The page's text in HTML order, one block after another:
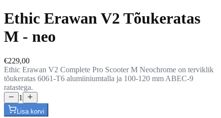
Ethic Erawan V2 Tõukeratas
M - neo
€229,00
Ethic Erawan V2 Complete Pro Scooter M Neochrome on terviklik
tõukeratas 6061-T6 alumiiniumtalla ja 100-120 mm ABEC-9
ratastega.
1
Lisa korvi